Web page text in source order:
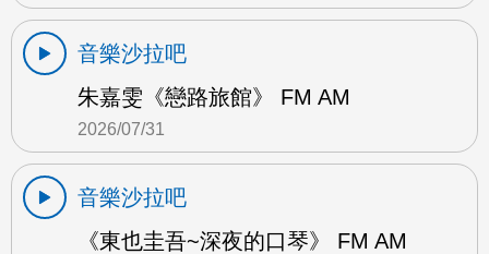
音樂沙拉吧
朱嘉雯《戀路旅館》 FM AM
2026/07/31
音樂沙拉吧
《東也圭吾~深夜的口琴》 FM AM